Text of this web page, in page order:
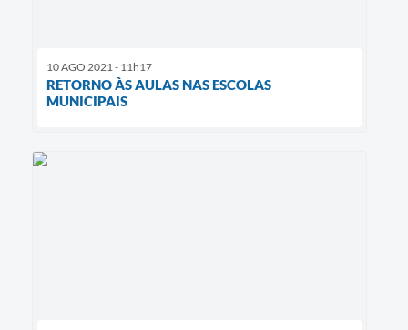
10 AGO 2021 - 11h17
RETORNO ÀS AULAS NAS ESCOLAS
MUNICIPAIS